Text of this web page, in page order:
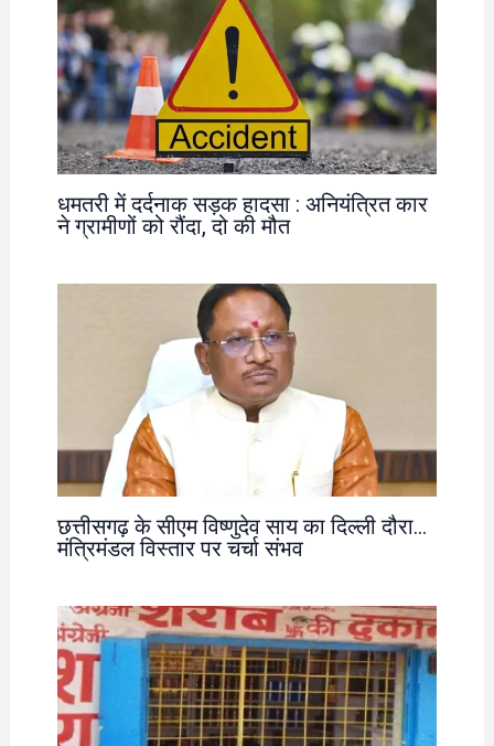
धमतरी में दर्दनाक सड़क हादसा : अनियंत्रित कार
ने ग्रामीणों को रौंदा, दो की मौत
छत्तीसगढ़ के सीएम विष्णुदेव साय का दिल्ली दौरा…
मंत्रिमंडल विस्तार पर चर्चा संभव